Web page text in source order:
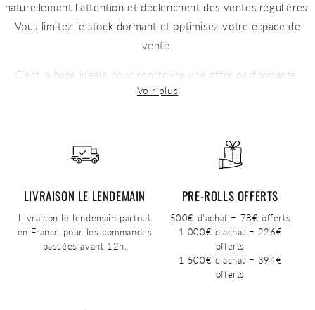
naturellement l’attention et déclenchent des ventes régulières.
Vous limitez le stock dormant et optimisez votre espace de
vente.
C’est la base idéale pour construire une offre performante.
passagères. Elles sont issues de retours concrets de revendeurs,
d’analyses de rotation et d’observations en boutique.
Chaque produit a été sélectionné pour sa capacité à séduire les
clients, à générer des ventes et à fidéliser sur le long terme.
Vous travaillez avec des références fiables, sans prise de risque.
Des produits faciles à vendre, sans effort
LIVRAISON LE LENDEMAIN
Livraison le lendemain partout
en France pour les commandes
passées avant 12h.
PRE-ROLLS OFFERTS
500€ d'achat = 78€ offerts
1 000€ d'achat = 226€
offerts
1 500€ d'achat = 394€
offerts